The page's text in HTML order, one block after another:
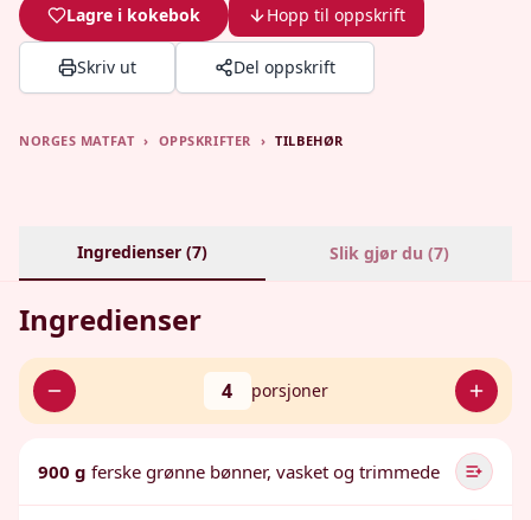
Lagre i kokebok Hopp til oppskrift
Skriv ut Del oppskrift
NORGES MATFAT › OPPSKRIFTER › TILBEHØR
Ingredienser (7) Slik gjør du (7)
Ingredienser
4 porsjoner
900 g ferske grønne bønner, vasket og trimmede